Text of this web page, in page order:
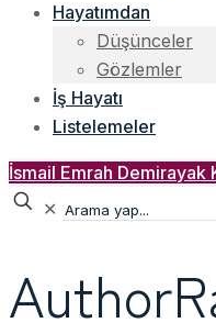
Hayatımdan
Düşünceler
Gözlemler
İş Hayatı
Listelemeler
İsmail Emrah Demirayak
✕